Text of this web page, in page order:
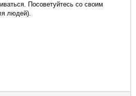
Посоветуйтесь со своим
людей).